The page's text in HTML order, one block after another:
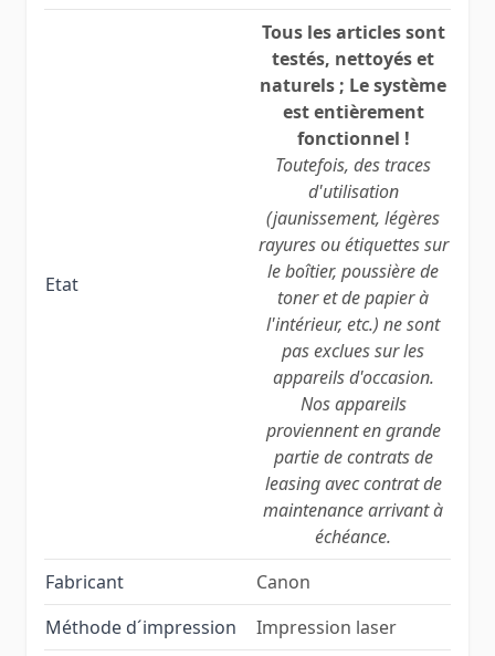
Etat
Tous les articles sont
testés, nettoyés et
naturels ; Le système
est entièrement
fonctionnel !
Toutefois, des traces
d'utilisation
(jaunissement, légères
rayures ou étiquettes sur
le boîtier, poussière de
toner et de papier à
l'intérieur, etc.) ne sont
pas exclues sur les
appareils d'occasion.
Nos appareils
proviennent en grande
partie de contrats de
leasing avec contrat de
maintenance arrivant à
échéance.
Fabricant
Canon
Méthode d´impression
Impression laser